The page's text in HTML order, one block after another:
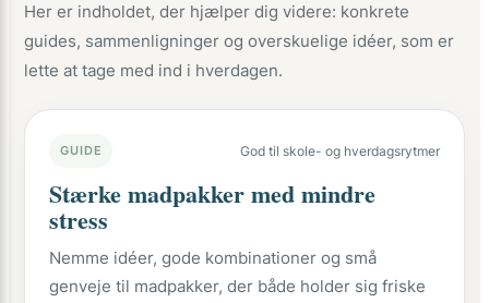
Her er indholdet, der hjælper dig videre: konkrete
guides, sammenligninger og overskuelige idéer, som er
lette at tage med ind i hverdagen.
GUIDE God til skole- og hverdagsrytmer
Stærke madpakker med mindre
stress
Nemme idéer, gode kombinationer og små
genveje til madpakker, der både holder sig friske